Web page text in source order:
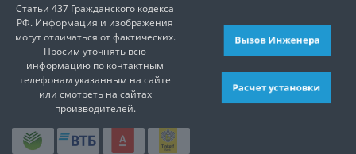
Статьи 437 Гражданского кодекса
РФ. Информация и изображения
могут отличаться от фактических.
Просим уточнять всю
информацию по контактным
телефонам указанным на сайте
или смотреть на сайтах
производителей.
Расчет установки
Вызов Инженера